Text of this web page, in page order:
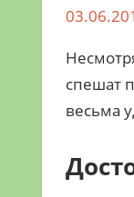
спешат
весьма